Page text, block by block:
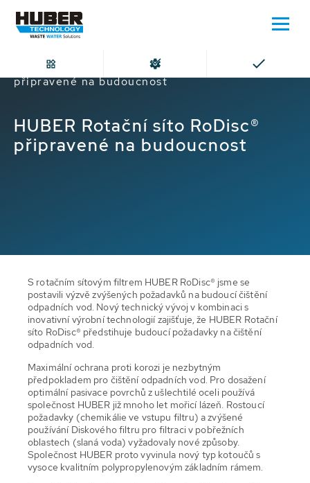
Domů
HUBER Rotační síto RoDisc®
připravené na budoucnost
HUBER Rotační síto RoDisc®
připravené na budoucnost
S rotačním sítovým filtrem HUBER RoDisc® jsme se
postavili výzvě zvýšených požadavků na budoucí čištění
odpadních vod. Nový technický vývoj v kombinaci s
inovativní výrobní technologií zajišťuje, že HUBER Rotační
síto RoDisc® předstihuje budoucí požadavky na čištění
odpadních vod.
Maximální ochrana proti korozi je nezbytným
předpokladem pro čištění odpadních vod. Pro dosažení
optimální pasivace povrchů z ušlechtilé oceli používá
společnost HUBER již mnoho let mořicí lázeň. Rostoucí
požadavky (chemikálie ve vstupu filtru) a zvýšené
používání Diskového filtru pro filtraci v pobřežních
oblastech (slaná voda) vyžadovaly nové způsoby.
Společnost HUBER proto vyvinula nový typ kotoučů s
vysoce kvalitním polypropylenovým základním rámem.